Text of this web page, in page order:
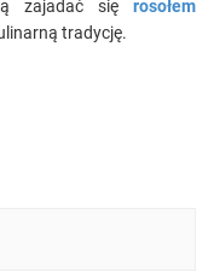
zajadać się rosołem
tradycję.